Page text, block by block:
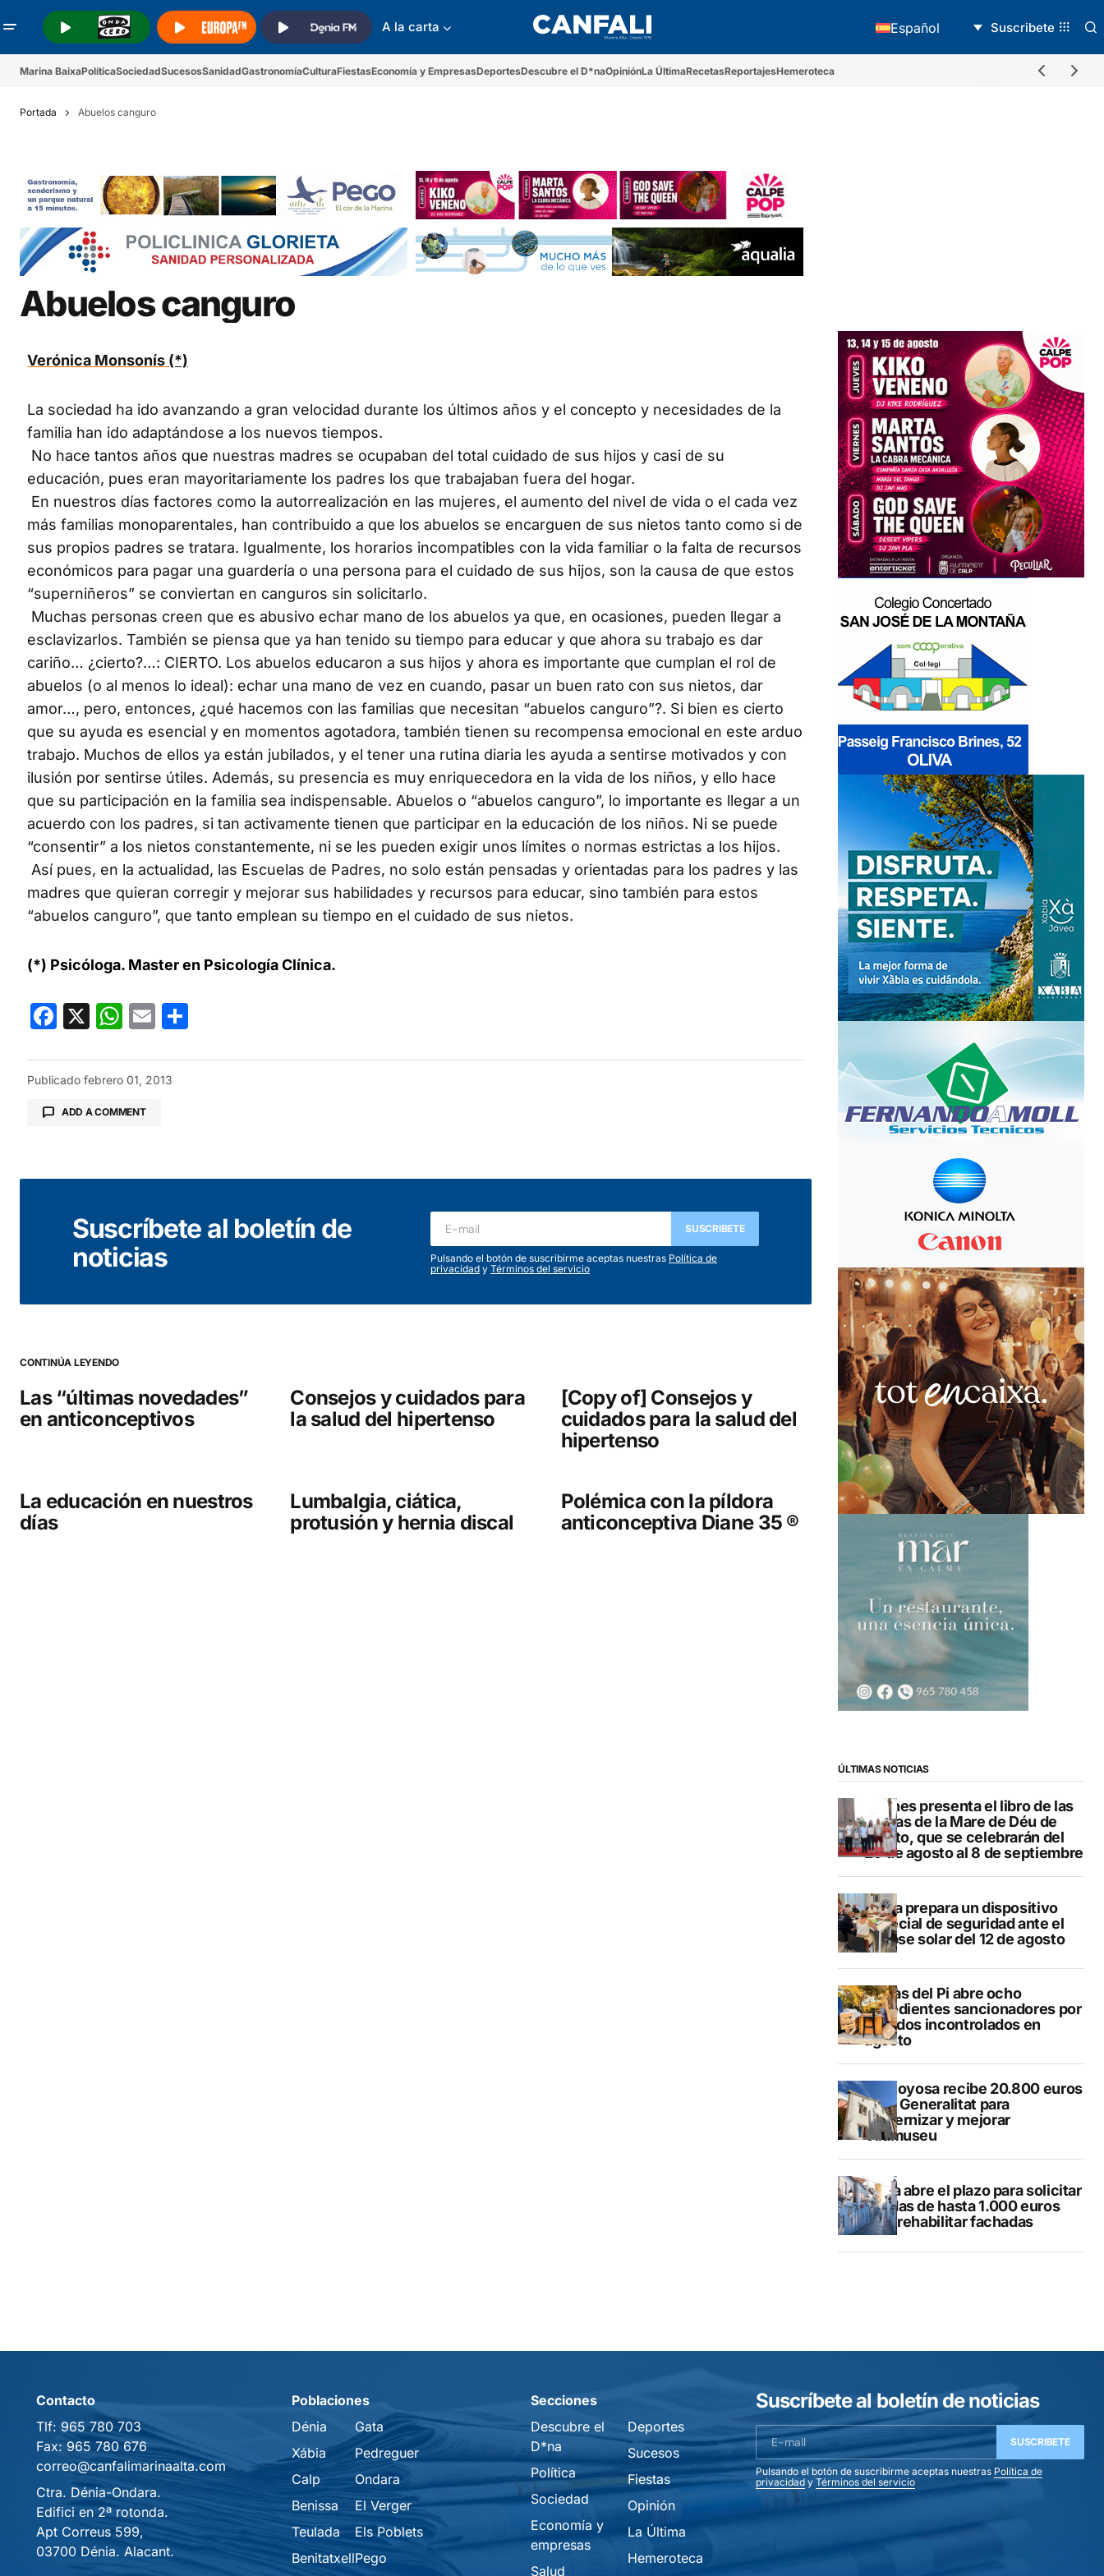
A la carta Español Suscribete
Marina BaixaPolíticaSociedadSucesosSanidadGastronomíaCulturaFiestasEconomía y EmpresasDeportesDescubre el D*naOpiniónLa ÚltimaRecetasReportajesHemeroteca
Portada Abuelos canguro
Abuelos canguro
Verónica Monsonís (*)
La sociedad ha ido avanzando a gran velocidad durante los últimos años y el concepto y necesidades de la
familia han ido adaptándose a los nuevos tiempos.
No hace tantos años que nuestras madres se ocupaban del total cuidado de sus hijos y casi de su
educación, pues eran mayoritariamente los padres los que trabajaban fuera del hogar.
En nuestros días factores como la autorrealización en las mujeres, el aumento del nivel de vida o el cada vez
más familias monoparentales, han contribuido a que los abuelos se encarguen de sus nietos tanto como si de
sus propios padres se tratara. Igualmente, los horarios incompatibles con la vida familiar o la falta de recursos
económicos para pagar una guardería o una persona para el cuidado de sus hijos, son la causa de que estos
“superniñeros” se conviertan en canguros sin solicitarlo.
Muchas personas creen que es abusivo echar mano de los abuelos ya que, en ocasiones, pueden llegar a
esclavizarlos. También se piensa que ya han tenido su tiempo para educar y que ahora su trabajo es dar
cariño… ¿cierto?…: CIERTO. Los abuelos educaron a sus hijos y ahora es importante que cumplan el rol de
abuelos (o al menos lo ideal): echar una mano de vez en cuando, pasar un buen rato con sus nietos, dar
amor…, pero, entonces, ¿qué hacemos con las familias que necesitan “abuelos canguro”?. Si bien es cierto
que su ayuda es esencial y en momentos agotadora, también tienen su recompensa emocional en este arduo
trabajo. Muchos de ellos ya están jubilados, y el tener una rutina diaria les ayuda a sentirse motivados y con
ilusión por sentirse útiles. Además, su presencia es muy enriquecedora en la vida de los niños, y ello hace
que su participación en la familia sea indispensable. Abuelos o “abuelos canguro”, lo importante es llegar a un
acuerdo con los padres, si tan activamente tienen que participar en la educación de los niños. Ni se puede
“consentir” a los nietos constantemente, ni se les pueden exigir unos límites o normas estrictas a los hijos.
Así pues, en la actualidad, las Escuelas de Padres, no solo están pensadas y orientadas para los padres y las
madres que quieran corregir y mejorar sus habilidades y recursos para educar, sino también para estos
“abuelos canguro”, que tanto emplean su tiempo en el cuidado de sus nietos.
(*) Psicóloga. Master en Psicología Clínica.
Facebook
X WhatsApp
Email
Publicado febrero 01, 2013
ADD A COMMENT
Comentario*
navegador para la próxima vez que comente.
Suscríbete al boletín de
noticias
SUSCRIBETE
Pulsando el botón de suscribirme aceptas nuestras Política de
privacidad y Términos del servicio
CONTINÚA LEYENDO
Las “últimas novedades”
en anticonceptivos
Consejos y cuidados para
la salud del hipertenso
[Copy of] Consejos y
cuidados para la salud del
hipertenso
La educación en nuestros
días
Lumbalgia, ciática,
protusión y hernia discal
Polémica con la píldora
anticonceptiva Diane 35 ®
ÚLTIMAS NOTICIAS
Duanes presenta el libro de las
fiestas de la Mare de Déu de
Loreto, que se celebrarán del
29 de agosto al 8 de septiembre
Xàbia prepara un dispositivo
especial de seguridad ante el
eclipse solar del 12 de agosto
L’Alfàs del Pi abre ocho
expedientes sancionadores por
vertidos incontrolados en
agosto
Villajoyosa recibe 20.800 euros
de la Generalitat para
modernizar y mejorar
Vilamuseu
Altea abre el plazo para solicitar
ayudas de hasta 1.000 euros
para rehabilitar fachadas
Contacto
Tlf: 965 780 703
Fax: 965 780 676
correo@canfalimarinaalta.com
Ctra. Dénia-Ondara.
Edifici en 2ª rotonda.
Apt Correus 599,
03700 Dénia. Alacant.
Poblaciones
Dénia
Xábia
Calp
Benissa
Teulada
Benitatxell
Gata
Pedreguer
Ondara
El Verger
Els Poblets
Pego
Secciones
Descubre el
D*na
Política
Sociedad
Economía y
empresas
Salud
Deportes
Sucesos
Fiestas
Opinión
La Última
Hemeroteca
Suscríbete al boletín de noticias
SUSCRIBETE
Pulsando el botón de suscribirme aceptas nuestras Política de
privacidad y Términos del servicio